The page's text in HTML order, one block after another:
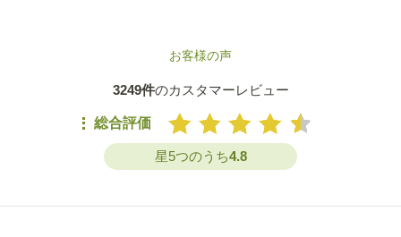
お客様の声
3249件のカスタマーレビュー
総合評価
星5つのうち4.8